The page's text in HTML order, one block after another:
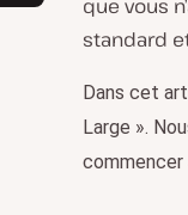
que vous
standard
Dans cet
Large ».
commencer